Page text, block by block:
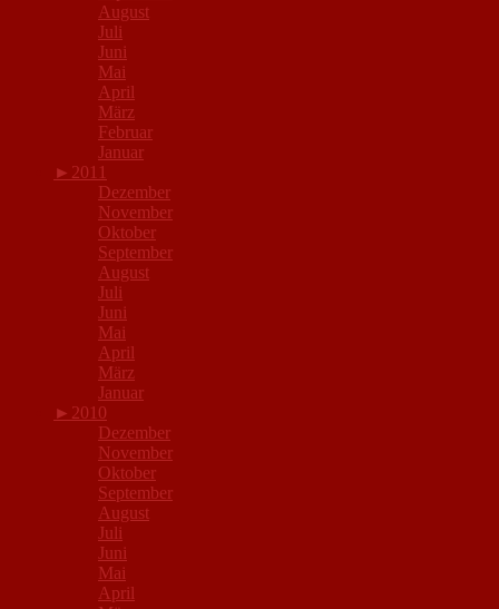
August
Juli
Juni
Mai
April
März
Februar
Januar
► 2011
Dezember
November
Oktober
September
August
Juli
Juni
Mai
April
März
Januar
► 2010
Dezember
November
Oktober
September
August
Juli
Juni
Mai
April